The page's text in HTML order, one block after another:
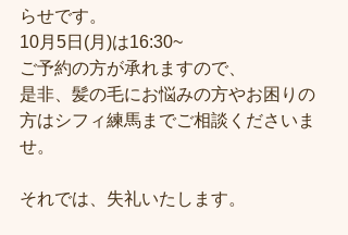
らせです。
10月5日(月)は16:30~
ご予約の方が承れますので、
是非、髪の毛にお悩みの方やお困りの
方はシフィ練馬までご相談くださいま
せ。
それでは、失礼いたします。